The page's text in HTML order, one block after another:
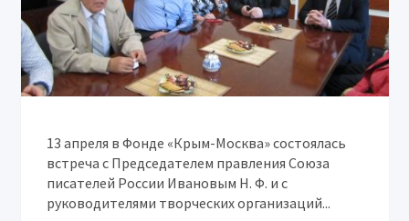
13 апреля в Фонде «Крым-Москва» состоялась
встреча с Председателем правления Союза
писателей России Ивановым Н. Ф. и с
руководителями творческих организаций...